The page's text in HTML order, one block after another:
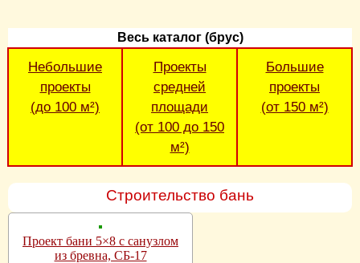
Весь каталог (брус)
Небольшие
проекты
(до 100 м²)
Проекты
средней
площади
(от 100 до 150
м²)
Большие
проекты
(от 150 м²)
Строительство бань
Проект бани 5×8 с санузлом
из бревна, СБ-17